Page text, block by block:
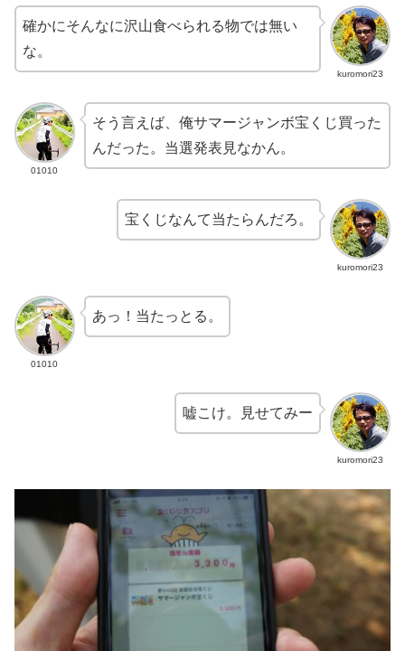
kuromori23
確かにそんなに沢山食べられる物では無い
な。
01010
そう言えば、俺サマージャンボ宝くじ買った
んだった。当選発表見なかん。
kuromori23
宝くじなんて当たらんだろ。
01010
あっ！当たっとる。
kuromori23
嘘こけ。見せてみー